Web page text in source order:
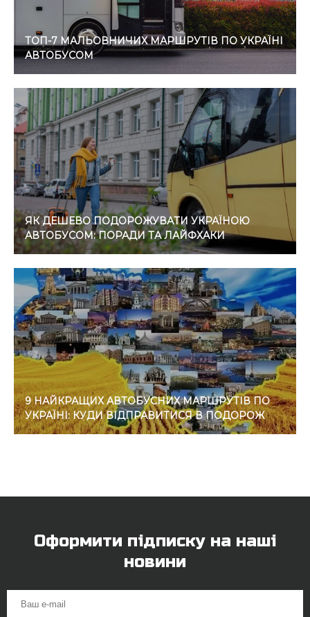
ТОП-7 МАЛЬОВНИЧИХ МАРШРУТІВ ПО УКРАЇНІ
АВТОБУСОМ
ЯК ДЕШЕВО ПОДОРОЖУВАТИ УКРАЇНОЮ
АВТОБУСОМ: ПОРАДИ ТА ЛАЙФХАКИ
9 НАЙКРАЩИХ АВТОБУСНИХ МАРШРУТІВ ПО
УКРАЇНІ: КУДИ ВІДПРАВИТИСЯ В ПОДОРОЖ
Оформити підписку на наші
новини